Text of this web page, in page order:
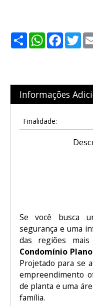
ShareWhatsApp
Informações
Finalidade:
Se você busca
segurança e uma
das regiões
Condomínio
Projetado para se
empreendimento
de planta e uma
família.